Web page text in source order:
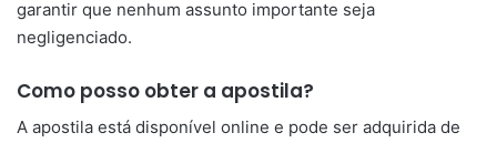
garantir que nenhum assunto importante seja
negligenciado.
Como posso obter a apostila?
A apostila está disponível online e pode ser adquirida de